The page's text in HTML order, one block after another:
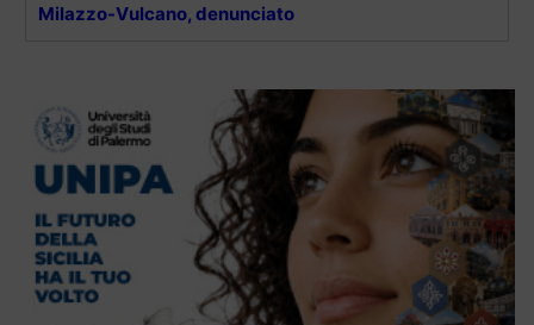
Milazzo-Vulcano, denunciato